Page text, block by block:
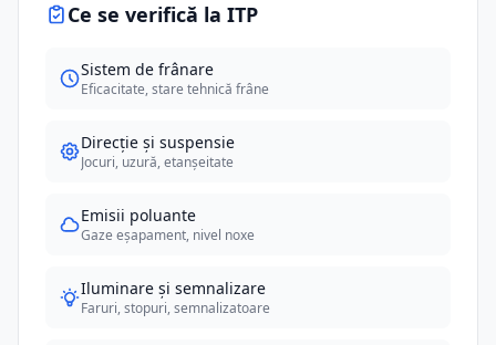
Ce se verifică la ITP
Sistem de frânare
Eficacitate, stare tehnică frâne
Direcție și suspensie
Jocuri, uzură, etanșeitate
Emisii poluante
Gaze eșapament, nivel noxe
Iluminare și semnalizare
Faruri, stopuri, semnalizatoare